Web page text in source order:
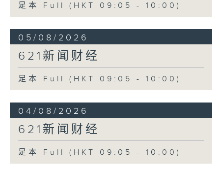
足本 Full (HKT 09:05 - 10:00)
05/08/2026
621新闻财经
足本 Full (HKT 09:05 - 10:00)
04/08/2026
621新闻财经
足本 Full (HKT 09:05 - 10:00)